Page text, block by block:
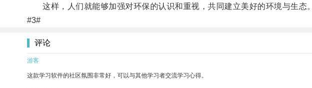
这样，人们就能够加强对环保的认识和重视，共同建立美好的环境与生态。
#3#
评论
游客
这款学习软件的社区氛围非常好，可以与其他学习者交流学习心得。